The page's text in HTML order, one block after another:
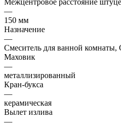
—
150 мм
Назначение
—
Смеситель для ванной комнаты,
Маховик
—
металлизированный
Кран-букса
—
керамическая
Вылет излива
—